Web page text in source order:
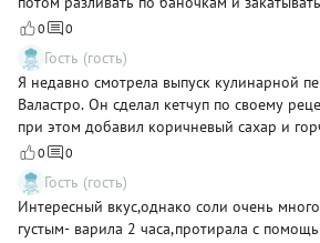
0 0
Гость (гость)
Я недавно смотрела выпуск кулинарной
Валастро. Он сделал кетчуп по своему
при этом добавил коричневый сахар и
0 0
Гость (гость)
Интересный вкус,однако соли очень
густым- варила 2 часа,протирала с